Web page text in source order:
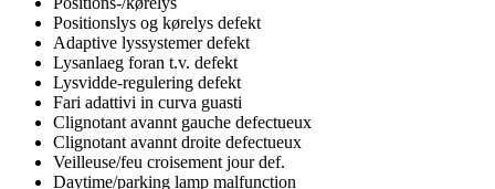
Positionslys og kørelys defekt
Adaptive lyssystemer defekt
Lysanlaeg foran t.v. defekt
Lysvidde-regulering defekt
Fari adattivi in curva guasti
Clignotant avannt gauche defectueux
Clignotant avannt droite defectueux
Veilleuse/feu croisement jour def.
Daytime/parking lamp malfunction